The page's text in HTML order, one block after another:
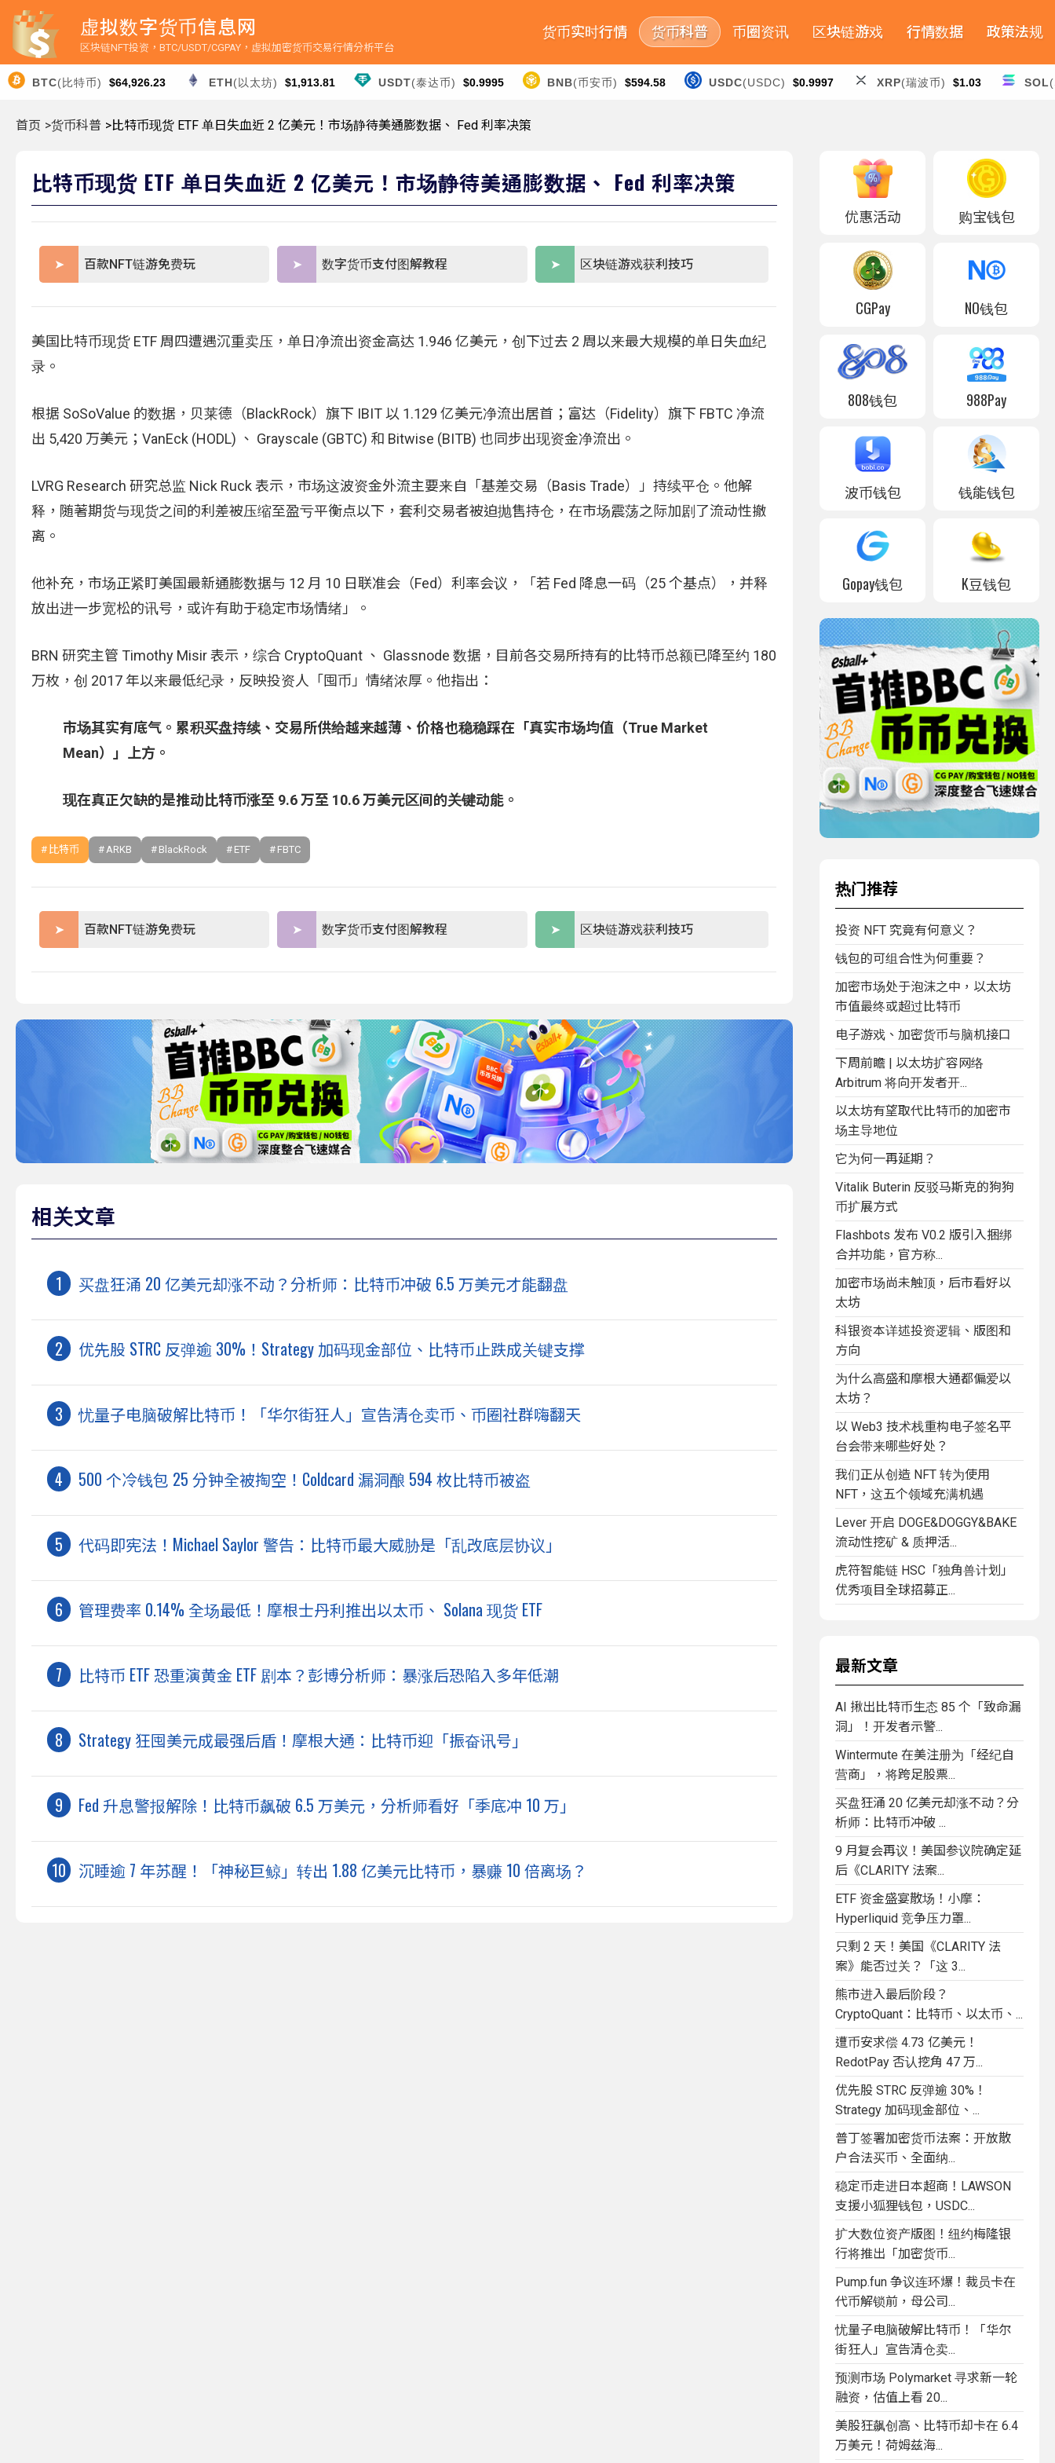
虚拟数字货币信息网
区块链NFT投资，BTC/USDT/CGPAY，虚拟加密货币交易行情分析平台
货币实时行情 货币科普 币圈资讯 区块链游戏 行情数据 政策法规
BTC(比特币) $64,926.23 ETH(以太坊) $1,913.81 USDT(泰达币) $0.9995 BNB(币安币) $594.58 USDC(USDC) $0.9997 XRP(瑞波币) $1.03 SOL
首页 >货币科普 >比特币现货 ETF 单日失血近 2 亿美元！市场静待美通膨数据、 Fed 利率决策
比特币现货 ETF 单日失血近 2 亿美元！市场静待美通膨数据、 Fed 利率决策
百款NFT链游免费玩 数字货币支付图解教程 区块链游戏获利技巧
美国比特币现货 ETF 周四遭遇沉重卖压，单日净流出资金高达 1.946 亿美元，创下过去 2 周以来最大规模的单日失血纪
录。
根据 SoSoValue 的数据，贝莱德（BlackRock）旗下 IBIT 以 1.129 亿美元净流出居首；富达（Fidelity）旗下 FBTC 净流
出 5,420 万美元；VanEck (HODL) 、 Grayscale (GBTC) 和 Bitwise (BITB) 也同步出现资金净流出。
LVRG Research 研究总监 Nick Ruck 表示，市场这波资金外流主要来自「基差交易（Basis Trade）」持续平仓。他解
释，随著期货与现货之间的利差被压缩至盈亏平衡点以下，套利交易者被迫抛售持仓，在市场震荡之际加剧了流动性撤
离。
他补充，市场正紧盯美国最新通膨数据与 12 月 10 日联准会（Fed）利率会议，「若 Fed 降息一码（25 个基点），并释
放出进一步宽松的讯号，或许有助于稳定市场情绪」。
BRN 研究主管 Timothy Misir 表示，综合 CryptoQuant 、 Glassnode 数据，目前各交易所持有的比特币总额已降至约 180
万枚，创 2017 年以来最低纪录，反映投资人「囤币」情绪浓厚。他指出：
市场其实有底气。累积买盘持续、交易所供给越来越薄、价格也稳稳踩在「真实市场均值（True Market
Mean）」上方。
现在真正欠缺的是推动比特币涨至 9.6 万至 10.6 万美元区间的关键动能。
比特币 ARKB BlackRock ETF FBTC
百款NFT链游免费玩 数字货币支付图解教程 区块链游戏获利技巧
相关文章
买盘狂涌 20 亿美元却涨不动？分析师：比特币冲破 6.5 万美元才能翻盘
优先股 STRC 反弹逾 30%！Strategy 加码现金部位、比特币止跌成关键支撑
忧量子电脑破解比特币！「华尔街狂人」宣告清仓卖币、币圈社群嗨翻天
500 个冷钱包 25 分钟全被掏空！Coldcard 漏洞酿 594 枚比特币被盗
代码即宪法！Michael Saylor 警告：比特币最大威胁是「乱改底层协议」
管理费率 0.14% 全场最低！摩根士丹利推出以太币、 Solana 现货 ETF
比特币 ETF 恐重演黄金 ETF 剧本？彭博分析师：暴涨后恐陷入多年低潮
Strategy 狂囤美元成最强后盾！摩根大通：比特币迎「振奋讯号」
Fed 升息警报解除！比特币飙破 6.5 万美元，分析师看好「季底冲 10 万」
沉睡逾 7 年苏醒！「神秘巨鲸」转出 1.88 亿美元比特币，暴赚 10 倍离场？
优惠活动 购宝钱包
CGPay NO钱包
808钱包 988Pay
波币钱包 钱能钱包
Gopay钱包 K豆钱包
热门推荐
投资 NFT 究竟有何意义？
钱包的可组合性为何重要？
加密市场处于泡沫之中，以太坊
市值最终或超过比特币
电子游戏、加密货币与脑机接口
下周前瞻 | 以太坊扩容网络
Arbitrum 将向开发者开...
以太坊有望取代比特币的加密市
场主导地位
它为何一再延期？
Vitalik Buterin 反驳马斯克的狗狗
币扩展方式
Flashbots 发布 V0.2 版引入捆绑
合并功能，官方称...
加密市场尚未触顶，后市看好以
太坊
科银资本详述投资逻辑、版图和
方向
为什么高盛和摩根大通都偏爱以
太坊？
以 Web3 技术栈重构电子签名平
台会带来哪些好处？
我们正从创造 NFT 转为使用
NFT，这五个领域充满机遇
Lever 开启 DOGE&DOGGY&BAKE
流动性挖矿 & 质押活...
虎符智能链 HSC「独角兽计划」
优秀项目全球招募正...
最新文章
AI 揪出比特币生态 85 个「致命漏
洞」！开发者示警...
Wintermute 在美注册为「经纪自
营商」，将跨足股票...
买盘狂涌 20 亿美元却涨不动？分
析师：比特币冲破 ...
9 月复会再议！美国参议院确定延
后《CLARITY 法案...
ETF 资金盛宴散场！小摩：
Hyperliquid 竞争压力罩...
只剩 2 天！美国《CLARITY 法
案》能否过关？「这 3...
熊市进入最后阶段？
CryptoQuant：比特币、以太币、...
遭币安求偿 4.73 亿美元！
RedotPay 否认挖角 47 万...
优先股 STRC 反弹逾 30%！
Strategy 加码现金部位、...
普丁签署加密货币法案：开放散
户合法买币、全面纳...
稳定币走进日本超商！LAWSON
支援小狐狸钱包，USDC...
扩大数位资产版图！纽约梅隆银
行将推出「加密货币...
Pump.fun 争议连环爆！裁员卡在
代币解锁前，母公司...
忧量子电脑破解比特币！「华尔
街狂人」宣告清仓卖...
预测市场 Polymarket 寻求新一轮
融资，估值上看 20...
美股狂飙创高、比特币却卡在 6.4
万美元！荷姆兹海...